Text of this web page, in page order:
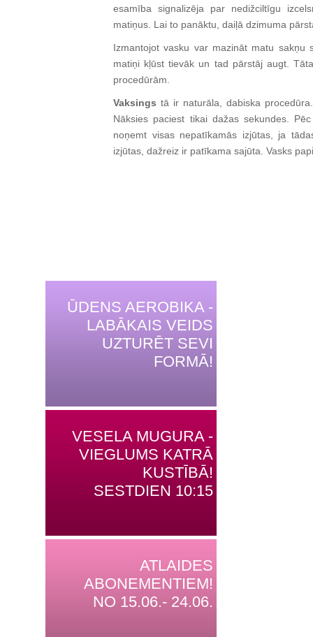
esamība signalizēja par nedižciltīgu
matiņus. Lai to panāktu, daiļā dzimuma
Izmantojot vasku var mazināt matu
matiņi kļūst tievāk un tad pārstāj augt.
procedūrām.
Vaksings tā ir naturāla, dabiska
Nāksies paciest tikai dažas sekundes.
noņemt visas nepatīkamās izjūtas, ja
izjūtas, dažreiz ir patīkama sajūta. Vasks
ŪDENS AEROBIKA -
LABĀKAIS VEIDS
UZTURĒT SEVI
FORMĀ!
VESELA MUGURA -
VIEGLUMS KATRĀ
KUSTĪBĀ!
SESTDIEN 10:15
ATLAIDES
ABONEMENTIEM!
NO 15.06.- 24.06.